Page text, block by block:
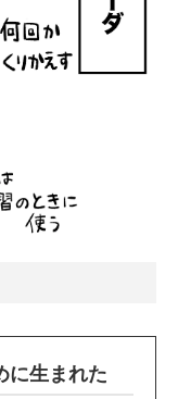
に生まれた